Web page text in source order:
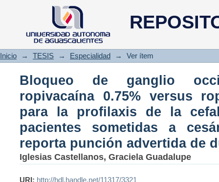
Bloqueo de ganglio
ropivacaína al 0.375% para
pacientes sometidas a
de duramadre
Inicio → TESIS → Especialidad → Ver ítem
Bloqueo de ganglio
ropivacaína 0.75% versus
para la profilaxis de la
pacientes sometidas a
reporta punción advertida de
Iglesias Castellanos, Graciela Guadalupe
URI: http://hdl.handle.net/11317/3321